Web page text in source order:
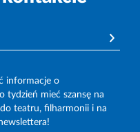
informacje o
tydzień mieć szansę na
teatru, filharmonii i na